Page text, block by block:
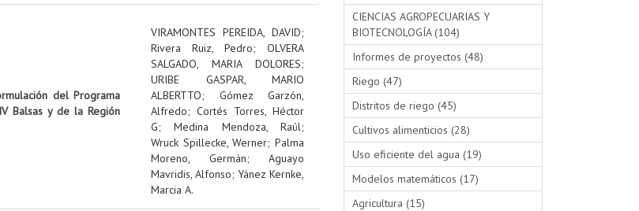
del Programa
Balsas y de la Región
VIRAMONTES PEREIDA, DAVID;
Rivera Ruiz, Pedro; OLVERA
SALGADO, MARIA DOLORES;
URIBE GASPAR, MARIO
ALBERTTO; Gómez Garzón,
Alfredo; Cortés Torres, Héctor
G;Medina Mendoza, Raúl;
Wruck Spillecke, Werner;Palma
Moreno, Germán; Aguayo
Mavridis, Alfonso; Yánez Kernke,
Marcia A.
CIENCIAS AGROPECUARIAS Y
BIOTECNOLOGÍA (104)
Informes de proyectos (48)
Riego (47)
Distritos de riego (45)
Cultivos alimenticios (28)
Uso eficiente del agua (19)
Modelos matemáticos (17)
Agricultura (15)